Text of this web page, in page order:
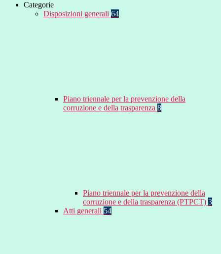
Categorie
Disposizioni generali 64
Piano triennale per la prevenzione della
corruzione e della trasparenza 8
Piano triennale per la prevenzione della
corruzione e della trasparenza (PTPCT) 3
Atti generali 54